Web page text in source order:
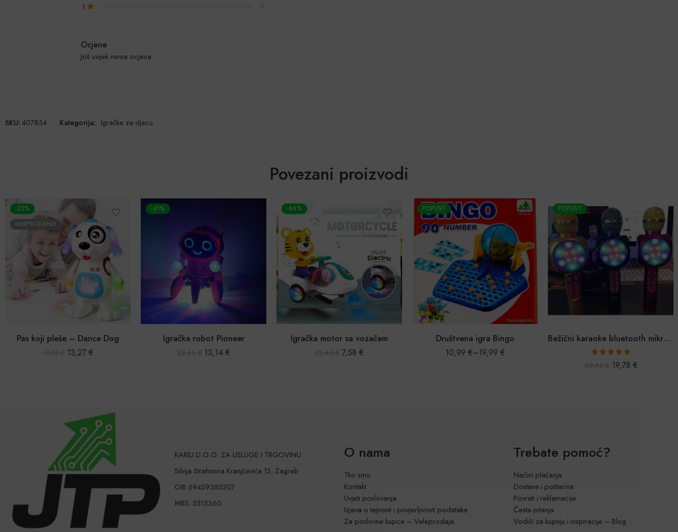
1 0
Ocjene
Još uvijek nema ocjena.
SKU:407834 Kategorija:: Igračke za djecu
Povezani proizvodi
-41%
Igračka robot Pioneer
22,43€ 13,14€
-66%
Igračka motor sa vozačem
22,43€ 7,58 €
POPUST
Društvena igra Bingo
10,99€–19,99
POPUST POPUST
Magična leteća lopta sa senzorom
10,49€–16,99
KARILI D.O.O. ZA USLUGE I TRGOVINU
Silvija Strahimira Kranjčevića 15, Zagreb
OIB 69459385207
MBS: 5515360
O nama
Tko smo
Kontakt
Uvjeti poslovanja
Izjava o tajnosti i povjerljivosti podataka
Za poslovne kupce – Veleprodaja
Trebate pomoć?
Načini plaćanja
Dostava i poštarina
Povrati i reklamacije
Česta pitanja
Vodiči za kupnju i inspiracije – Blog